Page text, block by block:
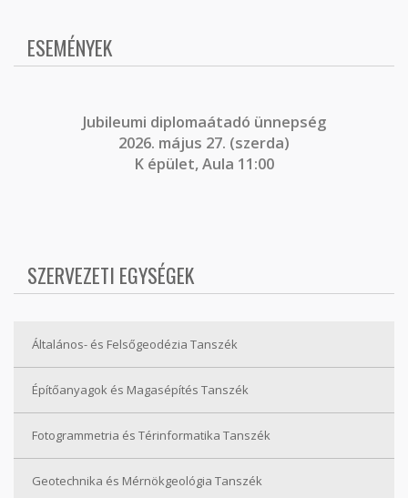
ESEMÉNYEK
Jubileumi diplomaátadó ünnepség
2026. május 27. (szerda)
K épület, Aula 11:00
SZERVEZETI EGYSÉGEK
Általános- és Felsőgeodézia Tanszék
Építőanyagok és Magasépítés Tanszék
Fotogrammetria és Térinformatika Tanszék
Geotechnika és Mérnökgeológia Tanszék